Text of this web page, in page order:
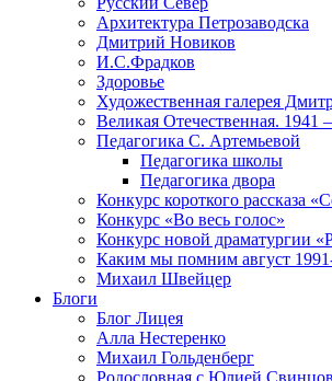
Архитектура Петрозаводска
Дмитрий Новиков
И.С.Фрадков
Здоровье
Художественная галерея
Великая Отечественная. 1941
Педагогика С. Артемьевой
Педагогика школы
Педагогика двора
Конкурс короткого рассказа
Конкурс «Во весь голос»
Конкурс новой драматургии
Каким мы помним август
Михаил Швейцер
Блоги
Блог Лицея
Алла Нестеренко
Михаил Гольденберг